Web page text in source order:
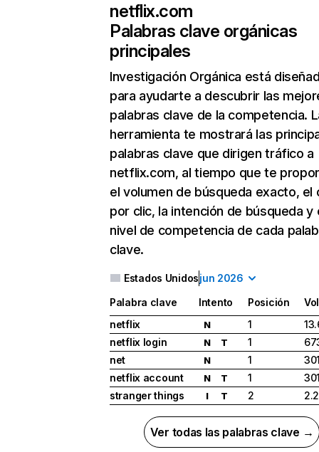
netflix.com
Palabras clave orgánicas
principales
Investigación Orgánica está
para ayudarte a descubrir las
palabras clave de la competencia.
herramienta te mostrará las
palabras clave que dirigen tráfico a
netflix.com, al tiempo que te
el volumen de búsqueda exacto, el
por clic, la intención de búsqueda y
nivel de competencia de cada
clave.
Estados Unidosjun 2026
Palabra clave Intento Posición
netflix
N 1
netflix login
N T 1
net
N 1
netflix account
N T 1
stranger things
I T 2
Ver todas las palabras clave →